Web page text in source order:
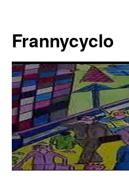
contenu
Frannycyclo